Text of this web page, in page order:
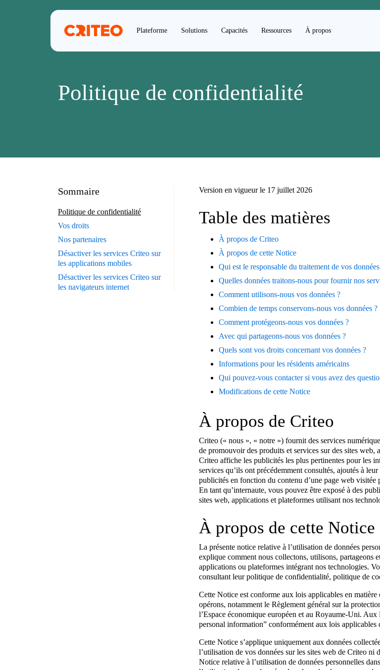
Plateforme Solutions Capacités Ressources À propos
Politique de confidentialité
Sommaire
Politique de confidentialité
Vos droits
Nos partenaires
Désactiver les services Criteo sur
les applications mobiles
Désactiver les services Criteo sur
les navigateurs internet
Version en vigueur le 17 juillet 2026
Table des matières
À propos de Criteo
À propos de cette Notice
Qui est le responsable du traitement de vos
Quelles données traitons-nous pour fournir nos
Comment utilisons-nous vos données ?
Combien de temps conservons-nous vos données ?
Comment protégeons-nous vos données ?
Avec qui partageons-nous vos données ?
Quels sont vos droits concernant vos données ?
Informations pour les résidents américains
Qui pouvez-vous contacter si vous avez des
Modifications de cette Notice
À propos de Criteo
Criteo (« nous », « notre ») fournit des services
de promouvoir des produits et services sur des sites
Criteo affiche les publicités les plus pertinentes pour les
services qu’ils ont précédemment consultés, ajoutés à
publicités en fonction du contenu d’une page web
En tant qu’internaute, vous pouvez être exposé à des
sites web, applications et plateformes utilisant nos
À propos de cette Notice
La présente notice relative à l’utilisation de données
explique comment nous collectons, utilisons, partageons
applications ou plateformes intégrant nos technologies.
consultant leur politique de confidentialité, politique de
Cette Notice est conforme aux lois applicables en
opérons, notamment le Règlement général sur la
l’Espace économique européen et au Royaume-Uni.
personal information” conformément aux lois applicables
Cette Notice s’applique uniquement aux données
l’utilisation de vos données sur les sites web de Criteo ni
Notice relative à l’utilisation de données personnelles